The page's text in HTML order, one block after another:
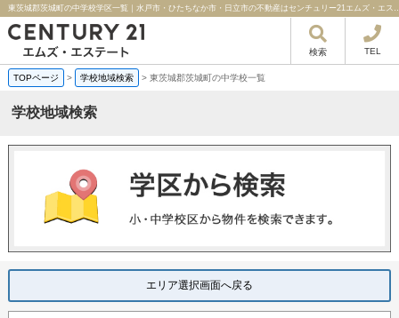
東茨城郡茨城町の中学校学区一覧｜水戸市・ひたちなか市
検索 TEL
TOPページ > 学校地域検索 > 東茨城郡茨城町の中学校一覧
学校地域検索
エリア選択画面へ戻る